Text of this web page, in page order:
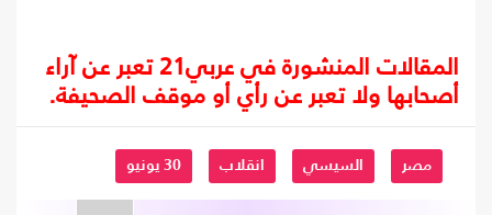
المقالات المنشورة في عربي21 تعبر عن آراء
أصحابها ولا تعبر عن رأي أو موقف الصحيفة.
مصر السيسي انقلاب 30 يونيو